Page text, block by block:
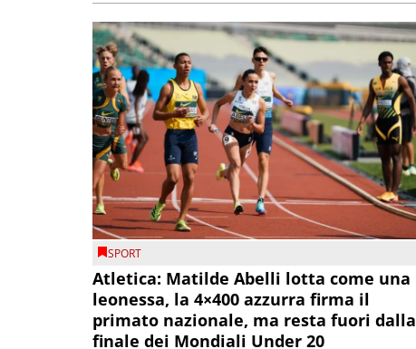
SPORT
Atletica: Matilde Abelli lotta come una
leonessa, la 4×400 azzurra firma il
primato nazionale, ma resta fuori dalla
finale dei Mondiali Under 20